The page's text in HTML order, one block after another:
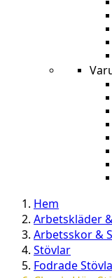
Hem
Arbetskläder
Arbetsskor &
Stövlar
Fodrade